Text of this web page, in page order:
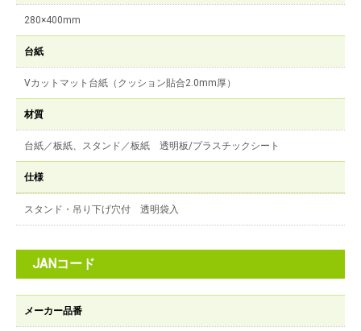
280×400mm
台紙
Vカットマット台紙（クッション貼合2.0mm厚）
材質
台紙／板紙、スタンド／板紙 透明板/プラスチックシート
仕様
スタンド・吊り下げ穴付 透明袋入
JANコード
メーカー品番